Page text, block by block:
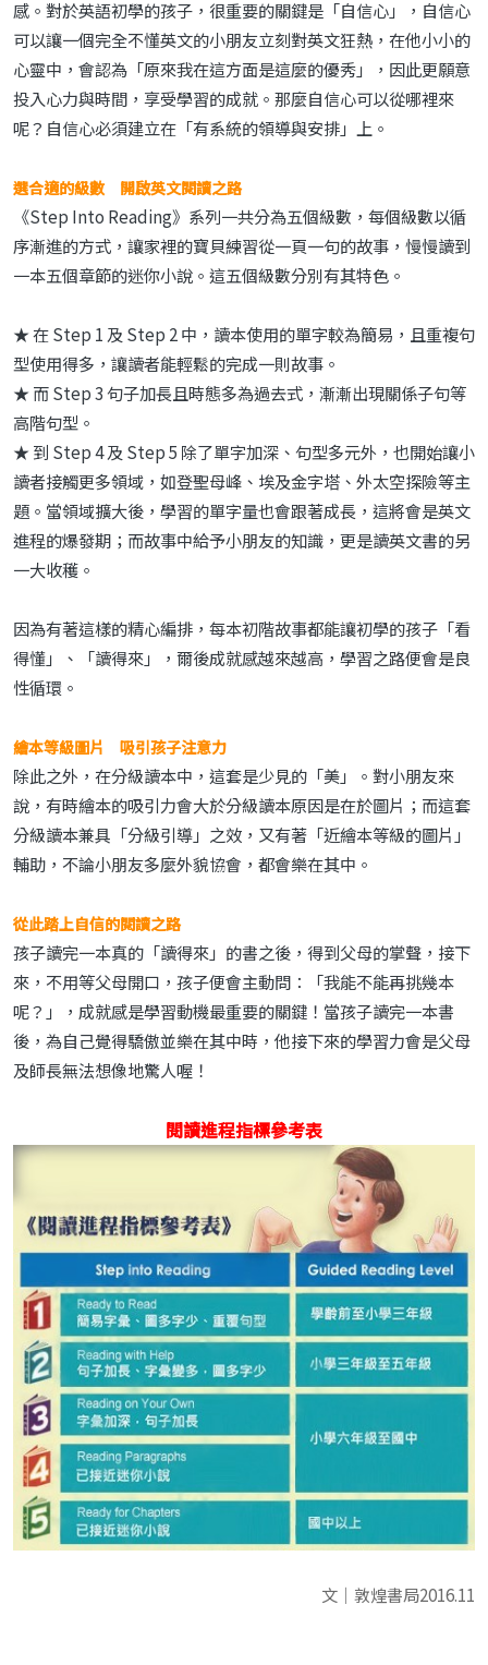
感。對於英語初學的孩子，很重要的關鍵是「自信心」，自信心
可以讓一個完全不懂英文的小朋友立刻對英文狂熱，在他小小的
心靈中，會認為「原來我在這方面是這麼的優秀」，因此更願意
投入心力與時間，享受學習的成就。那麼自信心可以從哪裡來
呢？自信心必須建立在「有系統的領導與安排」上。
選合適的級數 開啟英文閱讀之路
《Step Into Reading》系列一共分為五個級數，每個級數以循
序漸進的方式，讓家裡的寶貝練習從一頁一句的故事，慢慢讀到
一本五個章節的迷你小說。這五個級數分別有其特色。
★ 在 Step 1 及 Step 2 中，讀本使用的單字較為簡易，且重複句
型使用得多，讓讀者能輕鬆的完成一則故事。
★ 而 Step 3 句子加長且時態多為過去式，漸漸出現關係子句等
高階句型。
★ 到 Step 4 及 Step 5 除了單字加深、句型多元外，也開始讓小
讀者接觸更多領域，如登聖母峰、埃及金字塔、外太空探險等主
題。當領域擴大後，學習的單字量也會跟著成長，這將會是英文
進程的爆發期；而故事中給予小朋友的知識，更是讀英文書的另
一大收穫。
因為有著這樣的精心編排，每本初階故事都能讓初學的孩子「看
得懂」、「讀得來」，爾後成就感越來越高，學習之路便會是良
性循環。
繪本等級圖片 吸引孩子注意力
除此之外，在分級讀本中，這套是少見的「美」。對小朋友來
說，有時繪本的吸引力會大於分級讀本原因是在於圖片；而這套
分級讀本兼具「分級引導」之效，又有著「近繪本等級的圖片」
輔助，不論小朋友多麼外貌協會，都會樂在其中。
從此踏上自信的閱讀之路
孩子讀完一本真的「讀得來」的書之後，得到父母的掌聲，接下
來，不用等父母開口，孩子便會主動問：「我能不能再挑幾本
呢？」，成就感是學習動機最重要的關鍵！當孩子讀完一本書
後，為自己覺得驕傲並樂在其中時，他接下來的學習力會是父母
及師長無法想像地驚人喔！
閱讀進程指標參考表
文｜敦煌書局2016.11